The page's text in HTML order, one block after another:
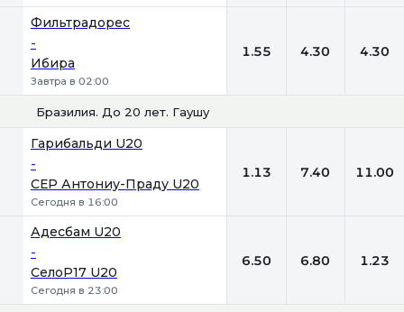
Фильтрадорес
-
Ибира
Завтра в 02:00
1.55 4.30 4.30
Бразилия. До 20 лет. Гаушу
Гарибальди U20
-
СЕР Антониу-Праду U20
Сегодня в 16:00
1.13 7.40 11.00
Адесбам U20
-
СелоР17 U20
Сегодня в 23:00
6.50 6.80 1.23